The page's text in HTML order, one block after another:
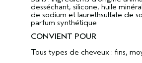
desséchant, silicone, huile
de sodium et laurethsulfate de
parfum synthétique
CONVIENT POUR
Tous types de cheveux : fins,